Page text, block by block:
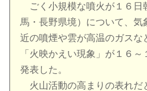
ごく小規模な噴火が１６日
馬・長野県境）について、気
近の噴煙や雲が高温のガスな
「火映かえい現象」が１６
発表した。
火山活動の高まりの表れだ